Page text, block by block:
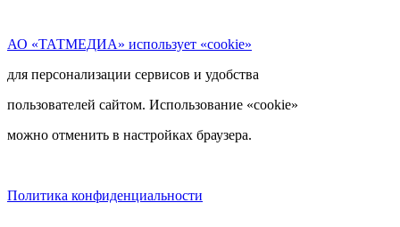
АО «ТАТМЕДИА» использует «cookie»
для персонализации сервисов и удобства
пользователей сайтом. Использование «cookie»
можно отменить в настройках браузера.
Политика конфиденциальности